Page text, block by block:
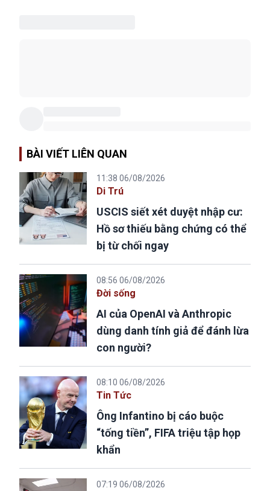
BÀI VIẾT LIÊN QUAN
11:38 06/08/2026
Di Trú
USCIS siết xét duyệt nhập cư:
Hồ sơ thiếu bằng chứng có thể
bị từ chối ngay
08:56 06/08/2026
Đời sống
AI của OpenAI và Anthropic
dùng danh tính giả để đánh lừa
con người?
08:10 06/08/2026
Tin Tức
Ông Infantino bị cáo buộc
“tống tiền”, FIFA triệu tập họp
khẩn
07:19 06/08/2026